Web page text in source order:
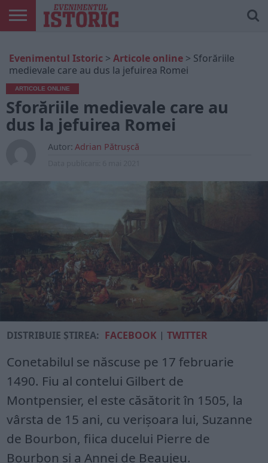
ONLINE
EDIȚII
TIPĂRITE
ISTORIC
PLAY
CONTUL
MEU
Evenimentul Istoric > Articole online > Sforăriile
medievale care au dus la jefuirea Romei
ARTICOLE ONLINE
Sforăriile medievale care au
dus la jefuirea Romei
Autor: Adrian Pătrușcă
DISTRIBUIE ȘTIREA: FACEBOOK |TWITTER
Conetabilul se născuse pe 17 februarie
1490. Fiu al contelui Gilbert de
Montpensier, el este căsătorit în 1505, la
vârsta de 15 ani, cu verișoara lui, Suzanne
de Bourbon, fiica ducelui Pierre de
Bourbon și a Annei de Beaujeu.